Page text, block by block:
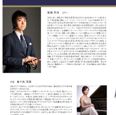
ト /
C.
ベ
ヒ
シ
ュ
イ
ン
術
ピ
ア
ノ
を
る
こ
と
音
ベ
ヒ
シ
ュ
タ
イ
ン
ン
ブ
ラ
ン
ド
ス
ト
リ
各
店
舗
か
ら
の
知
ら
せ
い！
学
び
た
い！
録
音
し
た
い！
ヒ
シ
ュ
タ
イ
ン・
サ
ロ
ン
会